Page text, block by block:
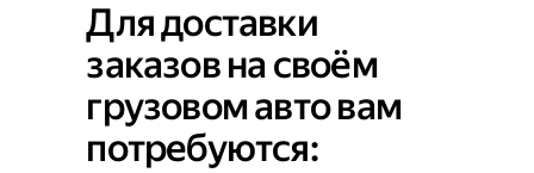
Для доставки
заказов на своём
грузовом авто вам
потребуются: